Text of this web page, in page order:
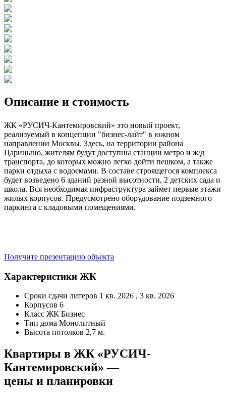
Описание и стоимость
ЖК «РУСИЧ-Кантемировский» это новый проект,
реализуемый в концепции "бизнес-лайт" в южном
направлении Москвы. Здесь, на территории района
Царицыно, жителям будут доступны станции метро и ж/д
транспорта, до которых можно легко дойти пешком, а также
парки отдыха с водоемами. В составе строящегося комплекса
будет возведено 6 зданий разной высотности, 2 детских сада и
школа. Вся необходимая инфраструктура займет первые этажи
жилых корпусов. Предусмотрено оборудование подземного
паркинга с кладовыми помещениями.
Получите презентацию объекта
Характеристики ЖК
Сроки сдачи литеров 1 кв. 2026 , 3 кв. 2026
Корпусов 6
Класс ЖК Бизнес
Тип дома Монолитный
Высота потолков 2,7 м.
Квартиры в ЖК «РУСИЧ-
Кантемировский» —
цены и планировки